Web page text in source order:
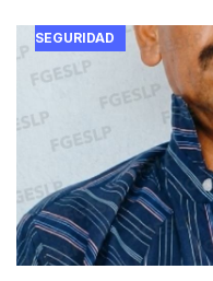
SEGURIDAD